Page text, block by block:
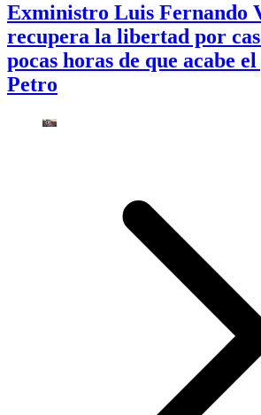
Exministro Luis Fernando
recupera la libertad por
pocas horas de que acabe
Petro